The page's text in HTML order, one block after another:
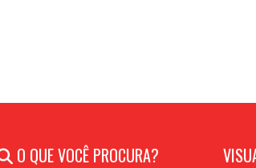
O QUE VOCÊ PROCURA?